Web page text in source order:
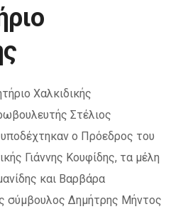
Χαλκιδικής
Στέλιος
ο Πρόεδρος του
Γιάννης Κουφίδης, τα μέλη
και Βαρβάρα
σύμβουλος Δημήτρης Μήντος